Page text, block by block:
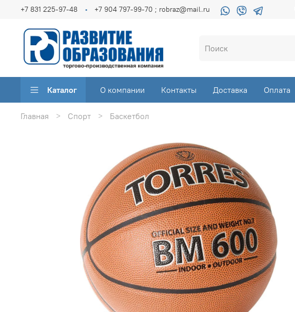
+7 831 225-97-48 +7 904 797-99-70 ; robraz@mail.ru
Каталог О компании Контакты Доставка Оплата
Главная Спорт Баскетбол